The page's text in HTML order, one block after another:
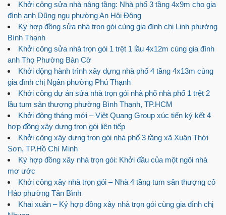
Khởi công sửa nhà nâng tầng: Nhà phố 3 tầng 4x9m cho gia
đình anh Dũng ngụ phường An Hội Đông
Ký hợp đồng sửa nhà trọn gói cùng gia đình chị Linh phường
Bình Thạnh
Khởi công sửa nhà trọn gói 1 trệt 1 lầu 4x12m cùng gia đình
anh Thọ Phường Bàn Cờ
Khởi động hành trình xây dựng nhà phố 4 tầng 4x13m cùng
gia đình chị Ngân phường Phú Thạnh
Khởi công dự án sửa nhà trọn gói nhà phố nhà phố 1 trệt 2
lầu tum sân thượng phường Bình Thạnh, TP.HCM
Khởi động tháng mới – Việt Quang Group xúc tiến ký kết 4
hợp đồng xây dựng trọn gói liên tiếp
Khởi công xây dựng trọn gói nhà phố 3 tầng xã Xuân Thới
Sơn, TP.Hồ Chí Minh
Ký hợp đồng xây nhà trọn gói: Khởi đầu của một ngôi nhà
mơ ước
Khởi công xây nhà trọn gói – Nhà 4 tầng tum sân thượng cô
Hảo phường Tân Bình
Khai xuân – Ký hợp đồng xây nhà trọn gói cùng gia đình chị